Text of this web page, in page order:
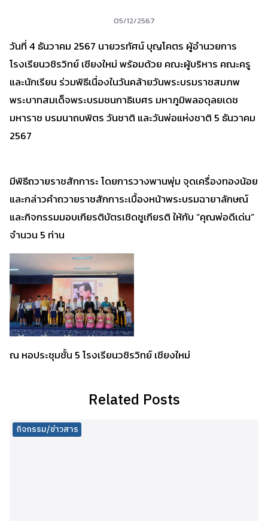
05/12/2567
วันที่ 4 ธันวาคม 2567 นายวรทัศน์ บุญโคตร ผู้อำนวยการ
โรงเรียนวชิรวิทย์ เชียงใหม่ พร้อมด้วย คณะผู้บริหาร คณะครู
และนักเรียน ร่วมพิธีเนื่องในวันคล้ายวันพระบรมราชสมภพ
พระบาทสมเด็จพระบรมชนกาธิเบศร มหาภูมิพลอดุลยเดช
มหาราช บรมนาถบพิตร วันชาติ และวันพ่อแห่งชาติ 5 ธันวาคม
2567
มีพิธีถวายราชสักการะ โดยการวางพานพุ่ม จุดเครื่องทองน้อย
และกล่าวคำถวายราชสักการะเบื้องหน้าพระบรมฉายาลักษณ์
และกิจกรรมมอบเกียรติบัตรเชิดชูเกียรติ ให้กับ “คุณพ่อดีเด่น”
จำนวน 5 ท่าน
ณ หอประชุมชั้น 5 โรงเรียนวชิรวิทย์ เชียงใหม่
Related Posts
กิจกรรม/ข่าวสาร